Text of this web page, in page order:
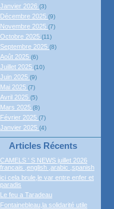
Janvier 2026 (3)
Décembre 2025 (9)
Novembre 2025 (7)
Octobre 2025 (11)
Septembre 2025 (8)
Août 2025 (6)
Juillet 2025 (10)
Juin 2025 (9)
Mai 2025 (7)
Avril 2025 (5)
Mars 2025 (8)
Février 2025 (7)
Janvier 2025 (4)
Articles Récents
CAMELS ' S NEWS juillet 2026
francais ,english ,arabic ,spanish
ici cela brule,le var entre enfer et
paradis
Le feu a Taradeau
Fontainebleau,la solidarité utile